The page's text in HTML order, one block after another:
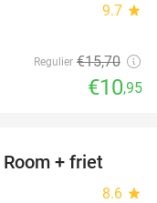
9.7 star
Regulier €15,70
€10,95
39%
Room + friet
8.6 star